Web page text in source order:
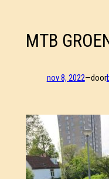
MTB
nov 8, 2022—door